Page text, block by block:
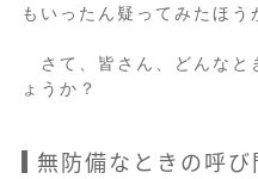
もいったん疑ってみたほう
さて、皆さん、どんなと
ょうか？
無防備なときの呼び